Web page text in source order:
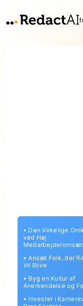
• Den Virkelige
ved Høj
•Ansæt Folk, der
Vil Blive
• Byg en Kultur af
Anerkendelse og
• Invester i